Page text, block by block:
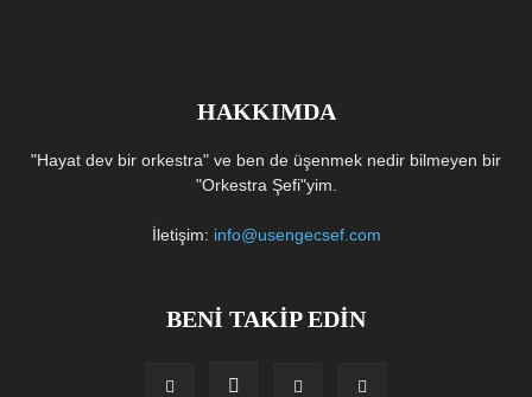
HAKKIMDA
"Hayat dev bir orkestra" ve ben de üşenmek nedir bilmeyen bir
"Orkestra Şefi"yim.
İletişim: info@usengecsef.com
BENİ TAKİP EDİN